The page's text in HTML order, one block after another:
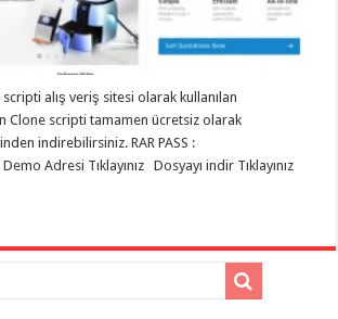
alış veriş sitesi olarak kullanılan
Clone scripti tamamen ücretsiz olarak
indirebilirsiniz. RAR PASS :
Adresi Tıklayınız Dosyayı indir Tıklayınız